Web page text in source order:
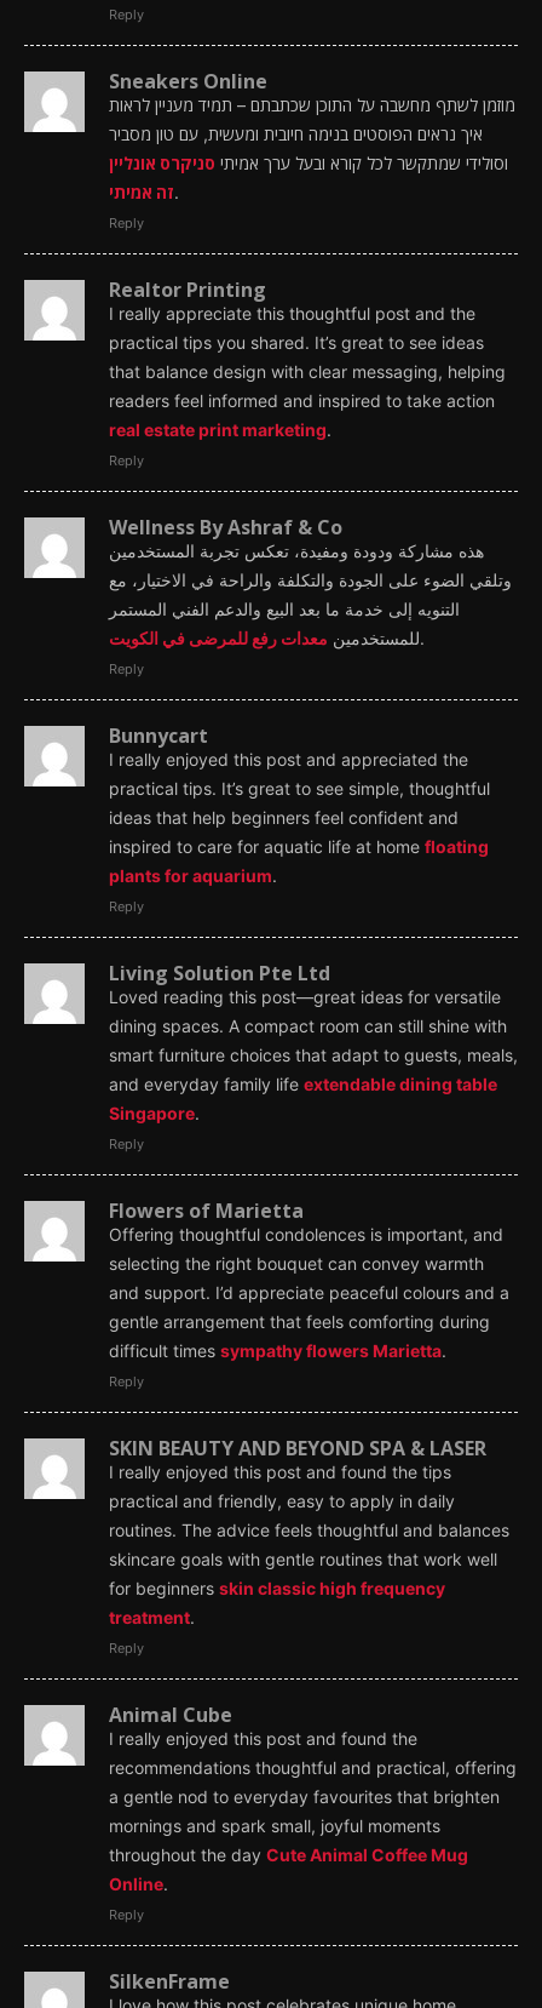
Reply
Sneakers Online
מוזמן לשתף מחשבה על התוכן שכתבתם – תמיד מעניין לראות
איך נראים הפוסטים בנימה חיובית ומעשית, עם טון מסביר
וסולידי שמתקשר לכל קורא ובעל ערך אמיתי סניקרס אונליין
זה אמיתי.
Reply
Realtor Printing
I really appreciate this thoughtful post and the
practical tips you shared. It’s great to see ideas
that balance design with clear messaging, helping
readers feel informed and inspired to take action
real estate print marketing.
Reply
Wellness By Ashraf & Co
هذه مشاركة ودودة ومفيدة، تعكس تجربة المستخدمين
وتلقي الضوء على الجودة والتكلفة والراحة في الاختيار، مع
التنويه إلى خدمة ما بعد البيع والدعم الفني المستمر
للمستخدمين معدات رفع للمرضى في الكويت .
Reply
Bunnycart
I really enjoyed this post and appreciated the
practical tips. It’s great to see simple, thoughtful
ideas that help beginners feel confident and
inspired to care for aquatic life at home floating
plants for aquarium.
Reply
Living Solution Pte Ltd
Loved reading this post—great ideas for versatile
dining spaces. A compact room can still shine with
smart furniture choices that adapt to guests, meals,
and everyday family life extendable dining table
Singapore.
Reply
Flowers of Marietta
Offering thoughtful condolences is important, and
selecting the right bouquet can convey warmth
and support. I’d appreciate peaceful colours and a
gentle arrangement that feels comforting during
difficult times sympathy flowers Marietta.
Reply
SKIN BEAUTY AND BEYOND SPA & LASER
I really enjoyed this post and found the tips
practical and friendly, easy to apply in daily
routines. The advice feels thoughtful and balances
skincare goals with gentle routines that work well
for beginners skin classic high frequency
treatment.
Reply
Animal Cube
I really enjoyed this post and found the
recommendations thoughtful and practical, offering
a gentle nod to everyday favourites that brighten
mornings and spark small, joyful moments
throughout the day Cute Animal Coffee Mug
Online.
Reply
SilkenFrame